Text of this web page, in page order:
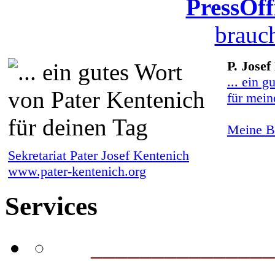
P.
... ein
für
Meine
Sekretariat Pater Josef Kentenich
www.pater-kentenich.org
Services